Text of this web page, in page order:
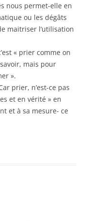
nous permet-elle en
ou les dégâts
maitriser l’utilisation
« prier comme on
mais pour
».
prier, n’est-ce pas
et en vérité » en
et à sa mesure- ce